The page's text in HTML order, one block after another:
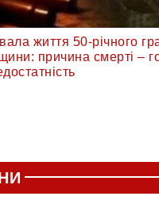
життя 50-річного
причина смерті –